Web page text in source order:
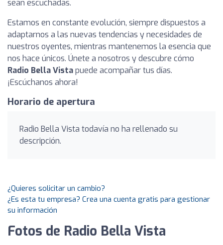
sean escuchadas.
Estamos en constante evolución, siempre dispuestos a
adaptarnos a las nuevas tendencias y necesidades de
nuestros oyentes, mientras mantenemos la esencia que
nos hace únicos. Únete a nosotros y descubre cómo
Radio Bella Vistapuede acompañar tus días.
¡Escúchanos ahora!
Horario de apertura
Radio Bella Vista todavía no ha rellenado su
descripción.
¿Quieres solicitar un cambio?
¿Es esta tu empresa? Crea una cuenta gratis para gestionar
su información
Fotos de Radio Bella Vista